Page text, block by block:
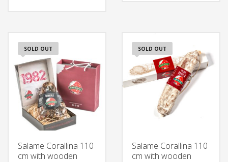
SOLD OUT
Salame Corallina 110
cm with wooden
SOLD OUT
Salame Corallina 110
cm with wooden